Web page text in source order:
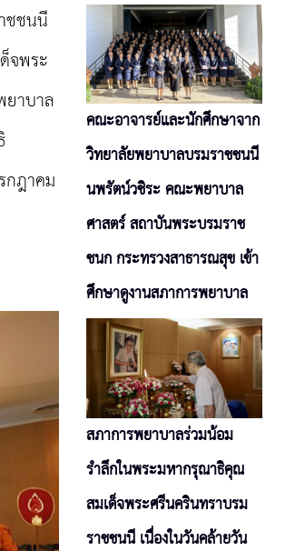
ชชนนี
จพระ
าบาล
ฎาคม
คณะอาจารย์และนักศึกษาจาก
วิทยาลัยพยาบาลบรมราชชนนี
นพรัตน์วชิระ คณะพยาบาล
ศาสตร์ สถาบันพระบรมราช
ชนก กระทรวงสาธารณสุข เข้า
ศึกษาดูงานสภาการพยาบาล
สภาการพยาบาลร่วมน้อม
รำลึกในพระมหากรุณาธิคุณ
สมเด็จพระศรีนครินทราบรม
ราชชนนี เนื่องในวันคล้ายวัน